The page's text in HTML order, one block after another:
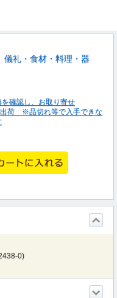
礼・食材・料理・器
確認し、お取り寄せ
出荷 ※品切れ等で入手できな
0)